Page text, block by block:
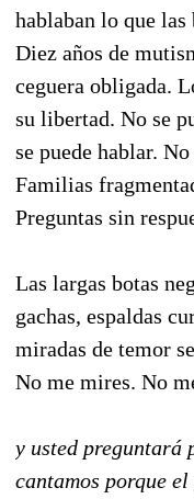
hablaban lo que las
Diez años de
ceguera obligada.
su libertad. No se
se puede hablar. No
Familias
Preguntas sin
Las largas botas
gachas, espaldas
miradas de temor
No me mires. No
y usted preguntará
cantamos porque